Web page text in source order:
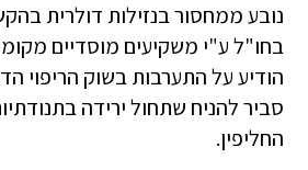
נובע ממחסור בנזילות דולרית
בחו"ל ע"י משקיעים מוסדיים
הודיע על התערבות בשוק הריפוי
סביר להניח שתחול ירידה
החליפין.